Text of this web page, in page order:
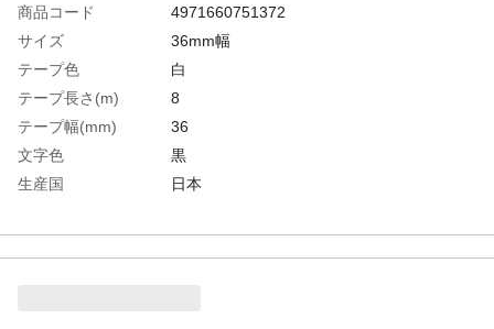
商品コード
4971660751372
サイズ
36mm幅
テープ色
白
テープ長さ(m)
8
テープ幅(mm)
36
文字色
黒
生産国
日本